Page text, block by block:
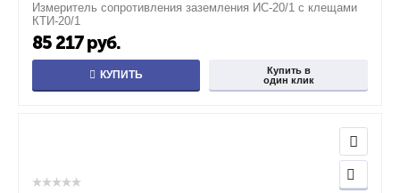
Измеритель сопротивления заземления ИС-20/1 с клещами
КТИ-20/1
85 217 руб.
КУПИТЬ
Купить в
один клик